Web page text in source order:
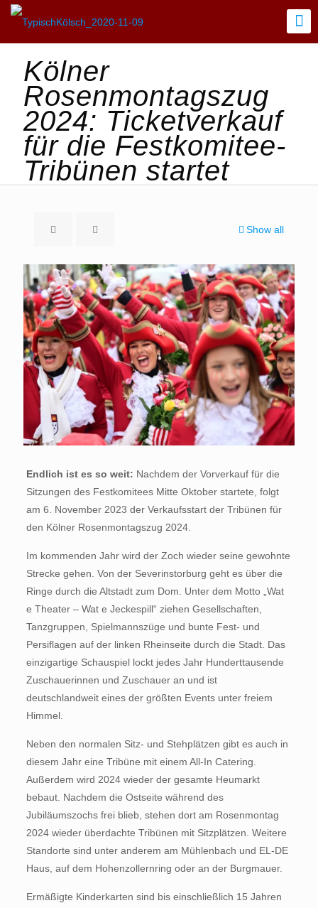
Kölner
Rosenmontagszug
2024: Ticketverkauf
für die Festkomitee-
Tribünen startet
Show all
Endlich ist es so weit: Nachdem der Vorverkauf für die
Sitzungen des Festkomitees Mitte Oktober startete, folgt
am 6. November 2023 der Verkaufsstart der Tribünen für
den Kölner Rosenmontagszug 2024.
Im kommenden Jahr wird der Zoch wieder seine gewohnte
Strecke gehen. Von der Severinstorburg geht es über die
Ringe durch die Altstadt zum Dom. Unter dem Motto „Wat
e Theater – Wat e Jeckespill“ ziehen Gesellschaften,
Tanzgruppen, Spielmannszüge und bunte Fest- und
Persiflagen auf der linken Rheinseite durch die Stadt. Das
einzigartige Schauspiel lockt jedes Jahr Hunderttausende
Zuschauerinnen und Zuschauer an und ist
deutschlandweit eines der größten Events unter freiem
Himmel.
Neben den normalen Sitz- und Stehplätzen gibt es auch in
diesem Jahr eine Tribüne mit einem All-In Catering.
Außerdem wird 2024 wieder der gesamte Heumarkt
bebaut. Nachdem die Ostseite während des
Jubiläumszochs frei blieb, stehen dort am Rosenmontag
2024 wieder überdachte Tribünen mit Sitzplätzen. Weitere
Standorte sind unter anderem am Mühlenbach und EL-DE
Haus, auf dem Hohenzollernring oder an der Burgmauer.
Ermäßigte Kinderkarten sind bis einschließlich 15 Jahren